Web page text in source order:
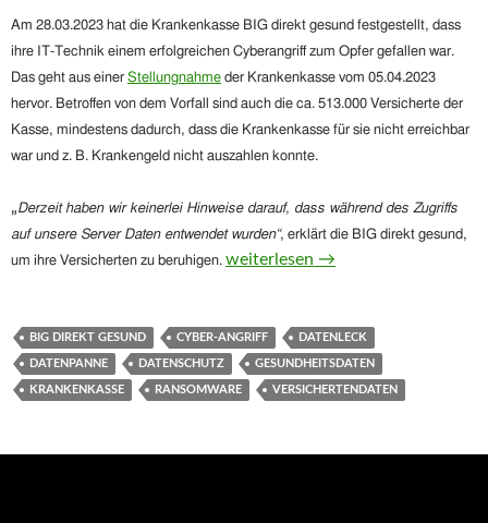
Am 28.03.2023 hat die Krankenkasse BIG direkt gesund festgestellt, dass
ihre IT-Technik einem erfolgreichen Cyberangriffzum Opfer gefallen war.
Das geht aus einer Stellungnahme der Krankenkasse vom 05.04.2023
hervor. Betroffen von dem Vorfall sind auch die ca. 513.000 Versicherte der
Kasse, mindestens dadurch, dass die Krankenkasse für sie nicht erreichbar
war und z. B. Krankengeld nicht auszahlen konnte.
„Derzeit haben wir keinerlei Hinweise darauf, dass während des Zugriffs
auf unsere Server Daten entwendet wurden“, erklärt die BIG direkt gesund,
um ihre Versicherten zu beruhigen. Krankenkasse BIG direkt gesund
weiterlesen →
BIG DIREKT GESUND CYBER-ANGRIFF DATENLECK
DATENPANNE DATENSCHUTZ GESUNDHEITSDATEN
KRANKENKASSE RANSOMWARE VERSICHERTENDATEN